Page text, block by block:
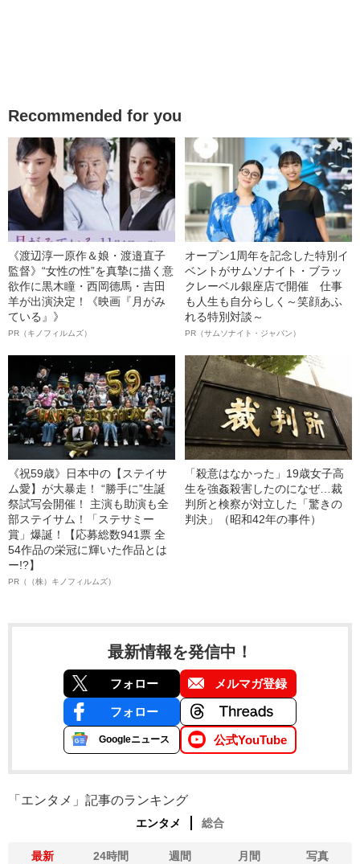
Recommended for you
《渡辺淳一原作＆娘・渡邉直子
監督》“女性の性”を真摯に描く意
欲作に黒木瞳・西岡德馬・吉田
羊が出演決定！《映画『月がみ
ている』》
PR（キノフィルムズ）
オープン1周年を記念した特別イ
ベントがサムソナイト・ブラッ
クレーベル銀座店で開催 仕事
も人生も自分らしく～笑顔あふ
れる特別対談～
PR（サムソナイト・ジャパン）
《祝59歳》日本中の【ステイサ
ム愛】が大暴走！ “勝手に”生誕
祭試写会開催！ 主演も助演も全
部ステイサム！「ステサミー
賞」爆誕！【応募総数941票 全
54作品の栄冠に輝いた作品とは
ー!?】
PR（（株）キノフィルムズ）
「殺意はなかった」19歳女子高
生を強姦殺害したのになぜ…裁
判所と検察が対立した「驚きの
判決」（昭和42年の事件）
最新情報を発信中！
フォロー メルマガ登録
フォロー
Googleニュース 公式YouTube
「エンタメ」記事のランキング
エンタメ 総合
最新 24時間 週間 月間 写真